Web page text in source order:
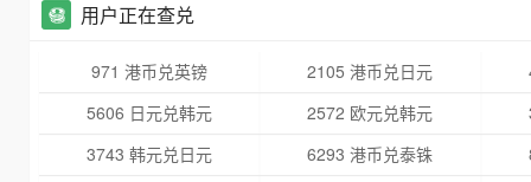
用户正在查兑
971 港币兑英镑 2105 港币兑日元
5606 日元兑韩元
2572 欧元兑韩元
3743 韩元兑日元
6293 港币兑泰铢